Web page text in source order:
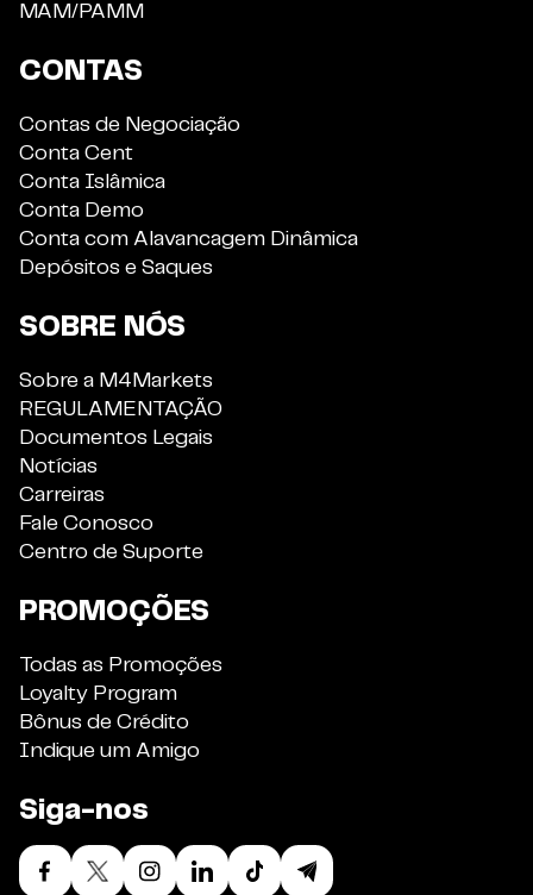
MAM/PAMM
CONTAS
Contas de Negociação
Conta Cent
Conta Islâmica
Conta Demo
Conta com Alavancagem Dinâmica
Depósitos e Saques
SOBRE NÓS
Sobre a M4Markets
REGULAMENTAÇÃO
Documentos Legais
Notícias
Carreiras
Fale Conosco
Centro de Suporte
PROMOÇÕES
Todas as Promoções
Loyalty Program
Bônus de Crédito
Indique um Amigo
Siga-nos